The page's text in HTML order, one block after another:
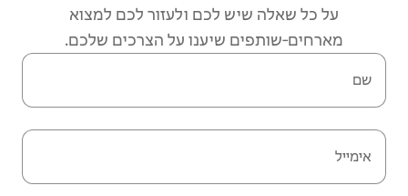
על כל שאלה שיש לכם ולעזור לכם למצוא
מארחים‑שותפים שיענו על הצרכים שלכם.
שם
אימייל